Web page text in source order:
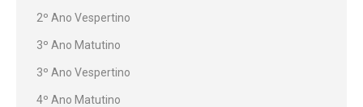
2º Ano Vespertino
3º Ano Matutino
3º Ano Vespertino
4º Ano Matutino